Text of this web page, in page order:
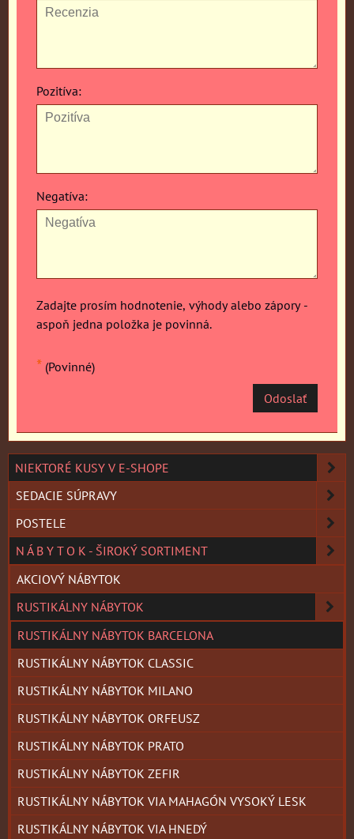
Pozitíva:
Negatíva:
Zadajte prosím hodnotenie, výhody alebo zápory -
aspoň jedna položka je povinná.
* (Povinné)
Odoslať
NIEKTORÉ KUSY V E-SHOPE
SEDACIE SÚPRAVY
POSTELE
N Á B Y T O K - ŠIROKÝ SORTIMENT
AKCIOVÝ NÁBYTOK
RUSTIKÁLNY NÁBYTOK
RUSTIKÁLNY NÁBYTOK BARCELONA
RUSTIKÁLNY NÁBYTOK CLASSIC
RUSTIKÁLNY NÁBYTOK MILANO
RUSTIKÁLNY NÁBYTOK ORFEUSZ
RUSTIKÁLNY NÁBYTOK PRATO
RUSTIKÁLNY NÁBYTOK ZEFIR
RUSTIKÁLNY NÁBYTOK VIA MAHAGÓN VYSOKÝ LESK
RUSTIKÁLNY NÁBYTOK VIA HNEDÝ